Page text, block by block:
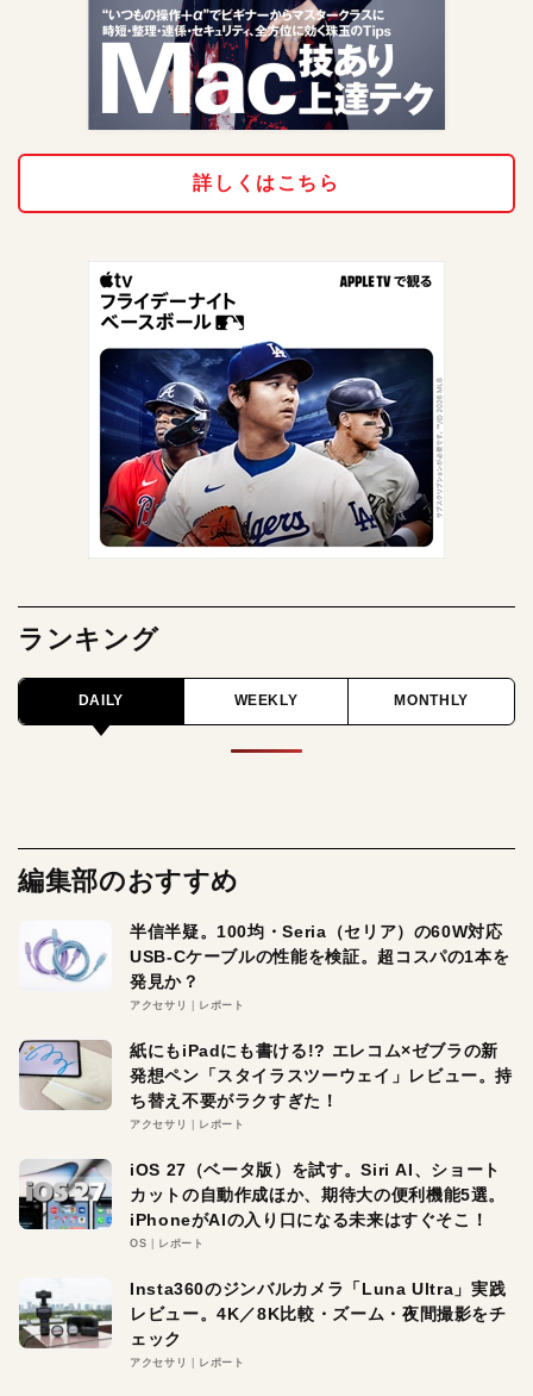
詳しくはこちら
ランキング
DAILY WEEKLY MONTHLY
編集部のおすすめ
半信半疑。100均・Seria（セリア）の60W対応
USB-Cケーブルの性能を検証。超コスパの1本を
発見か？
アクセサリ レポート
紙にもiPadにも書ける!? エレコム×ゼブラの新
発想ペン「スタイラスツーウェイ」レビュー。持
ち替え不要がラクすぎた！
アクセサリ レポート
iOS 27（ベータ版）を試す。Siri AI、ショート
カットの自動作成ほか、期待大の便利機能5選。
iPhoneがAIの入り口になる未来はすぐそこ！
OS レポート
Insta360のジンバルカメラ「Luna Ultra」実践
レビュー。4K／8K比較・ズーム・夜間撮影をチ
ェック
アクセサリ レポート